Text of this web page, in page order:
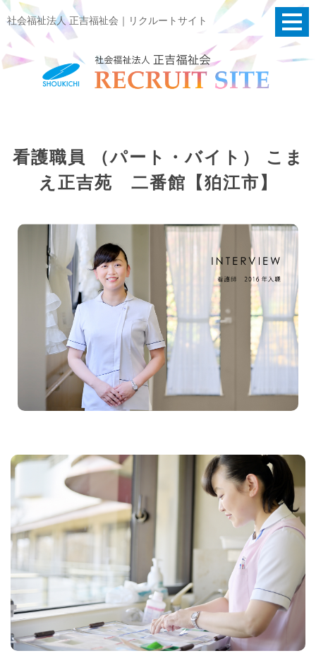
社会福祉法人 正吉福祉会｜リクルートサイト
看護職員 （パート・バイト） こま
え正吉苑 二番館【狛江市】